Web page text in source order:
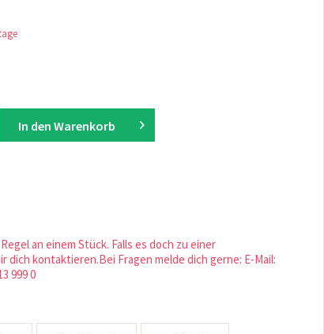
In den Warenkorb
an einem Stück. Falls es doch zu einer
kontaktieren.Bei Fragen melde dich gerne: E-Mail:
999 0